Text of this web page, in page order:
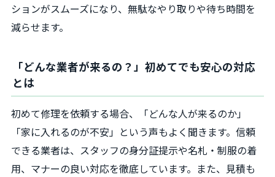
ションがスムーズになり、無駄なやり取りや待ち時間を
減らせます。
「どんな業者が来るの？」初めてでも安心の対応
とは
初めて修理を依頼する場合、「どんな人が来るのか」
「家に入れるのが不安」という声もよく聞きます。信頼
できる業者は、スタッフの身分証提示や名札・制服の着
用、マナーの良い対応を徹底しています。また、見積も